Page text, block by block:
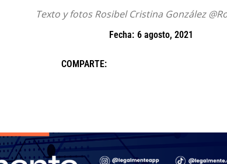
Texto y fotos Rosibel Cristina González
Fecha: 6 agosto, 2021
COMPARTE: